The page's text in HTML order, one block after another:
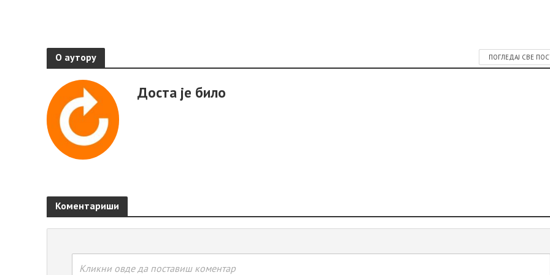
О аутору ПОГЛЕДАЈ СВЕ
Доста је било
Коментариши
Кликни овде да поставиш коментар